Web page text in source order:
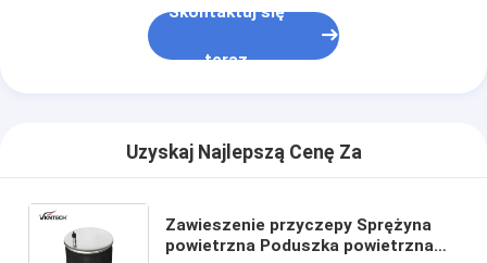
Skontaktuj się
teraz
Uzyskaj Najlepszą Cenę Za
Zawieszenie przyczepy Sprężyna
powietrzna Poduszka powietrzna